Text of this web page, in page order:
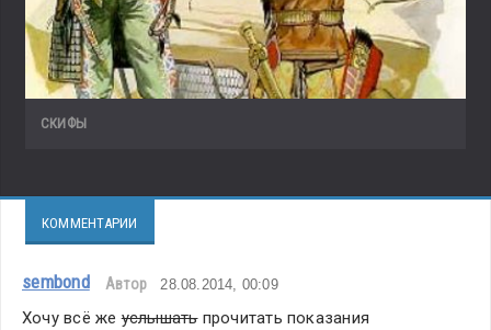
СКИФЫ
КОММЕНТАРИИ
sembond Автор 28.08.2014, 00:09
Хочу всё же услышать прочитать показания